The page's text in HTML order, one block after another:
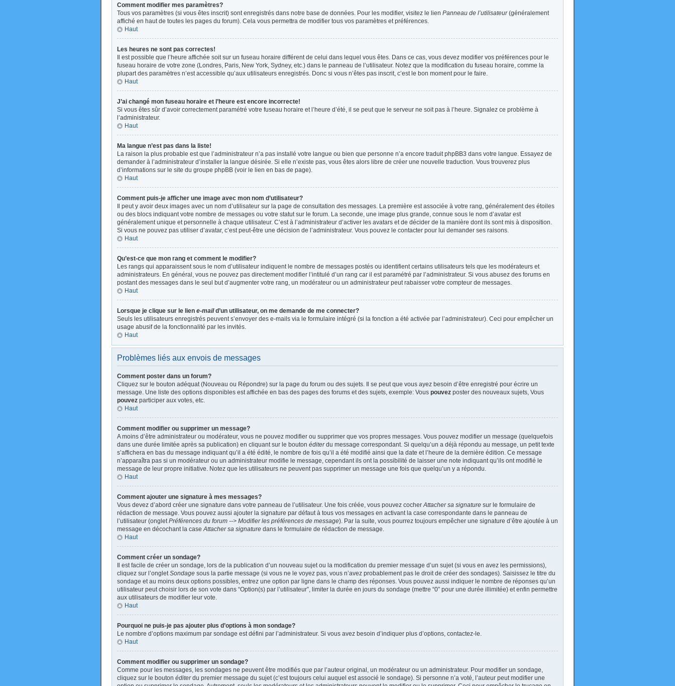
Comment modifier mes paramètres?
Tous vos paramètres (si vous êtes inscrit) sont enregistrés dans notre base de données. Pour les modifier, visitez le lien Panneau de l’utilisateur(généralement
affiché en haut de toutes les pages du forum). Cela vous permettra de modifier tous vos paramètres et préférences.
Haut
Les heures ne sont pas correctes!
Il est possible que l’heure affichée soit sur un fuseau horaire différent de celui dans lequel vous êtes. Dans ce cas, vous devez modifier vos préférences pour le
fuseau horaire de votre zone (Londres, Paris, New York, Sydney, etc.) dans le panneau de l’utilisateur. Notez que la modification du fuseau horaire, comme la
plupart des paramètres n’est accessible qu’aux utilisateurs enregistrés. Donc si vous n’êtes pas inscrit, c’est le bon moment pour le faire.
Haut
J’ai changé mon fuseau horaire et l’heure est encore incorrecte!
Si vous êtes sûr d’avoir correctement paramétré votre fuseau horaire et l’heure d’été, il se peut que le serveur ne soit pas à l’heure. Signalez ce problème à
l’administrateur.
Haut
Ma langue n’est pas dans la liste!
La raison la plus probable est que l’administrateur n’a pas installé votre langue ou bien que personne n’a encore traduit phpBB3 dans votre langue. Essayez de
demander à l’administrateur d’installer la langue désirée. Si elle n’existe pas, vous êtes alors libre de créer une nouvelle traduction. Vous trouverez plus
d’informations sur le site du groupe phpBB (voir le lien en bas de page).
Haut
Comment puis-je afficher une image avec mon nom d’utilisateur?
Il peut y avoir deux images avec un nom d’utilisateur sur la page de consultation des messages. La première est associée à votre rang, généralement des étoiles
ou des blocs indiquant votre nombre de messages ou votre statut sur le forum. La seconde, une image plus grande, connue sous le nom d’avatar est
généralement unique et personnelle à chaque utilisateur. C’est à l’administrateur d’activer les avatars et de décider de la manière dont ils sont mis à disposition.
Si vous ne pouvez pas utiliser d’avatar, c’est peut-être une décision de l’administrateur. Vous pouvez le contacter pour lui demander ses raisons.
Haut
Qu’est-ce que mon rang et comment le modifier?
Les rangs qui apparaissent sous le nom d’utilisateur indiquent le nombre de messages postés ou identifient certains utilisateurs tels que les modérateurs et
administrateurs. En général, vous ne pouvez pas directement modifier l’intitulé d’un rang car il est paramétré par l’administrateur. Si vous abusez des forums en
postant des messages dans le seul but d’augmenter votre rang, un modérateur ou un administrateur peut rabaisser votre compteur de messages.
Haut
Lorsque je clique sur le lien e-maild’un utilisateur, on me demande de me connecter?
Seuls les utilisateurs enregistrés peuvent s’envoyer des e-mails via le formulaire intégré (si la fonction a été activée par l’administrateur). Ceci pour empêcher un
usage abusif de la fonctionnalité par les invités.
Haut
Problèmes liés aux envois de messages
Comment poster dans un forum?
Cliquez sur le bouton adéquat (Nouveau ou Répondre) sur la page du forum ou des sujets. Il se peut que vous ayez besoin d’être enregistré pour écrire un
message. Une liste des options disponibles est affichée en bas des pages des forums et des sujets, exemple: Vous pouvez poster des nouveaux sujets, Vous
pouvez participer aux votes, etc.
Haut
Comment modifier ou supprimer un message?
A moins d’être administrateur ou modérateur, vous ne pouvez modifier ou supprimer que vos propres messages. Vous pouvez modifier un message (quelquefois
dans une durée limitée après sa publication) en cliquant sur le bouton éditerdu message correspondant. Si quelqu’un a déjà répondu au message, un petit texte
s’affichera en bas du message indiquant qu’il a été édité, le nombre de fois qu’il a été modifié ainsi que la date et l’heure de la dernière édition. Ce message
n’apparaîtra pas si un modérateur ou un administrateur modifie le message, cependant ils ont la possibilité de laisser une note indiquant qu’ils ont modifié le
message de leur propre initiative. Notez que les utilisateurs ne peuvent pas supprimer un message une fois que quelqu’un y a répondu.
Haut
Comment ajouter une signature à mes messages?
Vous devez d’abord créer une signature dans votre panneau de l’utilisateur. Une fois créée, vous pouvez cocherAttacher sa signature sur le formulaire de
rédaction de message. Vous pouvez aussi ajouter la signature par défaut à tous vos messages en activant la case correspondante dans le panneau de
l’utilisateur (ongletPréférences du forum --> Modifier les préférences de message). Par la suite, vous pourrez toujours empêcher une signature d’être ajoutée à un
message en décochant la caseAttacher sa signature dans le formulaire de rédaction de message.
Haut
Comment créer un sondage?
Il est facile de créer un sondage, lors de la publication d’un nouveau sujet ou la modification du premier message d’un sujet (si vous en avez les permissions),
cliquez sur l’ongletSondage sous la partie message (si vous ne le voyez pas, vous n’avez probablement pas le droit de créer des sondages). Saisissez le titre du
sondage et au moins deux options possibles, entrez une option par ligne dans le champ des réponses. Vous pouvez aussi indiquer le nombre de réponses qu’un
utilisateur peut choisir lors de son vote dans “Option(s) par l’utilisateur”, limiter la durée en jours du sondage (mettre “0” pour une durée illimitée) et enfin permettre
aux utilisateurs de modifier leur vote.
Haut
Pourquoi ne puis-je pas ajouter plus d’options à mon sondage?
Le nombre d’options maximum par sondage est défini par l’administrateur. Si vous avez besoin d’indiquer plus d’options, contactez-le.
Haut
Comment modifier ou supprimer un sondage?
Comme pour les messages, les sondages ne peuvent être modifiés que par l’auteur original, un modérateur ou un administrateur. Pour modifier un sondage,
cliquez sur le bouton éditerdu premier message du sujet (c’est toujours celui auquel est associé le sondage). Si personne n’a voté, l’auteur peut modifier une